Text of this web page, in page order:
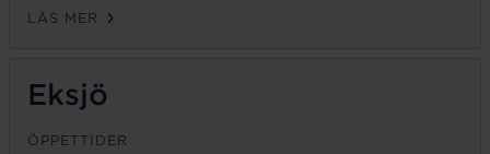
LÄS MER
Eksjö
ÖPPETTIDER